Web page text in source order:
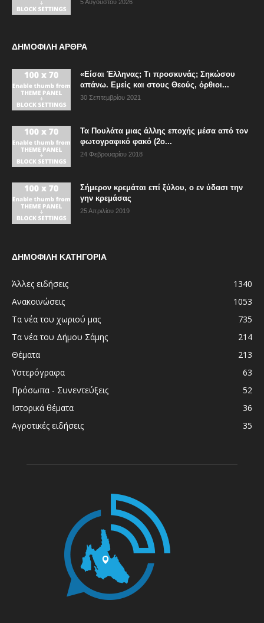
5 Αυγούστου 2026
ΔΗΜΟΦΙΛΗ ΑΡΘΡΑ
«Είσαι Έλληνας; Τι προσκυνάς; Σηκώσου
απάνω. Εμείς και στους Θεούς, όρθιοι...
30 Σεπτεμβρίου 2021
Τα Πουλάτα μιας άλλης εποχής μέσα από τον
φωτογραφικό φακό (2ο...
24 Φεβρουαρίου 2018
Σήμερον κρεμάται επί ξύλου, ο εν ύδασι την
γην κρεμάσας
25 Απριλίου 2019
ΔΗΜΟΦΙΛΗ ΚΑΤΗΓΟΡΙΑ
Άλλες ειδήσεις
1340
Ανακοινώσεις
1053
Τα νέα του χωριού μας
735
Τα νέα του Δήμου Σάμης
214
Θέματα
213
Υστερόγραφα
63
Πρόσωπα - Συνεντεύξεις
52
Ιστορικά θέματα
36
Αγροτικές ειδήσεις
35